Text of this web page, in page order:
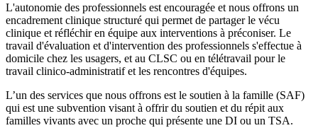
L'autonomie des professionnels est encouragée et nous offrons un
encadrement clinique structuré qui permet de partager le vécu
clinique et réfléchir en équipe aux interventions à préconiser. Le
travail d'évaluation et d'intervention des professionnels s'effectue à
domicile chez les usagers, et au CLSC ou en télétravail pour le
travail clinico-administratif et les rencontres d'équipes.
L’un des services que nous offrons est le soutien à la famille (SAF)
qui est une subvention visant à offrir du soutien et du répit aux
familles vivants avec un proche qui présente une DI ou un TSA.